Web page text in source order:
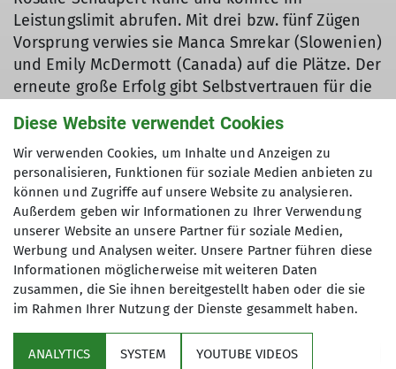
Leistungslimit abrufen. Mit drei bzw. fünf Zügen
Vorsprung verwies sie Manca Smrekar (Slowenien)
und Emily McDermott (Canada) auf die Plätze. Der
erneute große Erfolg gibt Selbstvertrauen für die
und Seoul.
Karl-Heinz Brosig
Aktuelles
Diese Website verwendet Cookies
Wir verwenden Cookies, um Inhalte und Anzeigen zu
personalisieren, Funktionen für soziale Medien anbieten zu
können und Zugriffe auf unsere Website zu analysieren.
Außerdem geben wir Informationen zu Ihrer Verwendung
unserer Website an unsere Partner für soziale Medien,
Werbung und Analysen weiter. Unsere Partner führen diese
Informationen möglicherweise mit weiteren Daten
zusammen, die Sie ihnen bereitgestellt haben oder die sie
im Rahmen Ihrer Nutzung der Dienste gesammelt haben.
ANALYTICS SYSTEM YOUTUBE VIDEOS